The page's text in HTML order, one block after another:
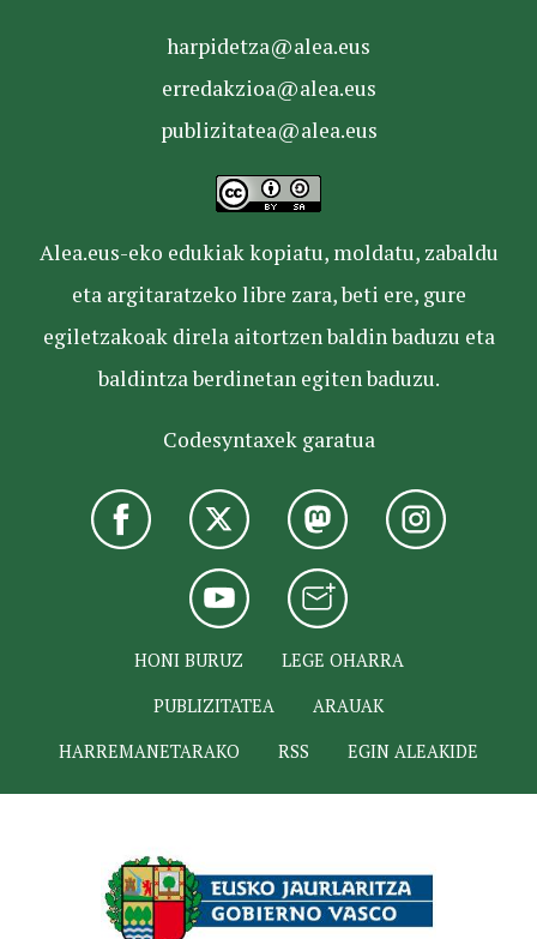
harpidetza@alea.eus
erredakzioa@alea.eus
publizitatea@alea.eus
Alea.eus-eko edukiak kopiatu, moldatu, zabaldu
eta argitaratzeko libre zara, beti ere, gure
egiletzakoak direla aitortzen baldin baduzu eta
baldintza berdinetan egiten baduzu.
Codesyntaxek garatua
HONI BURUZ
LEGE OHARRA
PUBLIZITATEA
ARAUAK
HARREMANETARAKO
RSS EGIN ALEAKIDE